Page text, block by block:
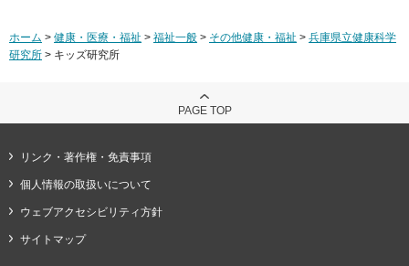
ホーム > 健康・医療・福祉 > 福祉一般 > その他健康・福祉 > 兵庫県立健康科学
研究所 > キッズ研究所
PAGE TOP
リンク・著作権・免責事項
個人情報の取扱いについて
ウェブアクセシビリティ方針
サイトマップ